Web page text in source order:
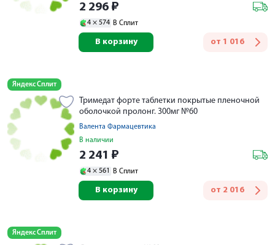
2 296 ₽
4 × 574 В Сплит
от 1 016
В корзину
Яндекс Сплит
Тримедат форте таблетки покрытые пленочной
оболочкой пролонг. 300мг №60
Валента Фармацевтика
В наличии
2 241 ₽
4 × 561 В Сплит
от 2 016
В корзину
Яндекс Сплит